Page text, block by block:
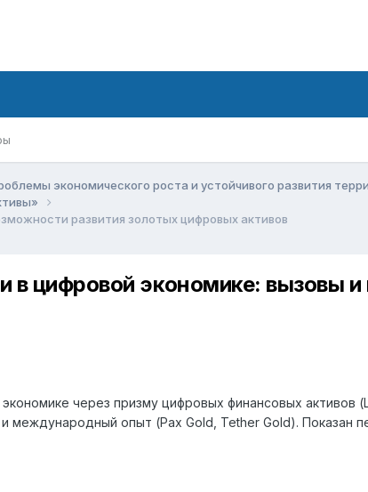
экономического роста и устойчивого развития
развития золотых цифровых активов
цифровой экономике: вызовы и
через призму цифровых финансовых
международный опыт (Pax Gold, Tether Gold). Показан